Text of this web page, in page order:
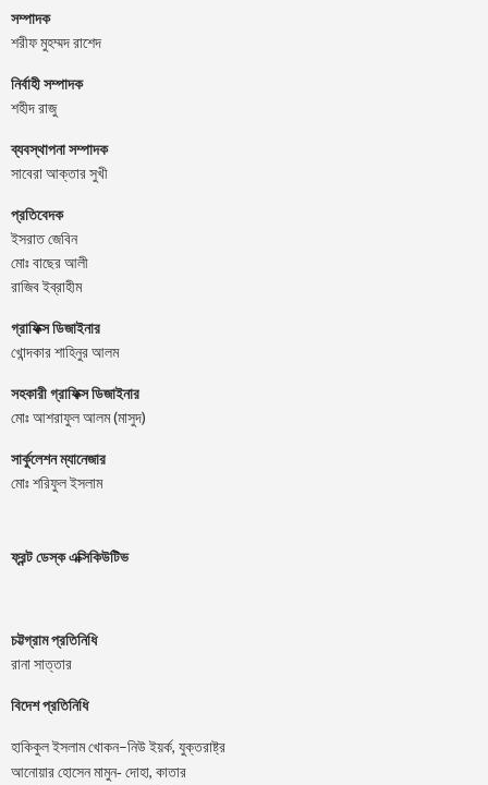
সম্পাদক
শরীফ মুহম্মদ রাশেদ
নির্বাহী সম্পাদক
শহীদ রাজু
ব্যবস্থাপনা সম্পাদক
সাবেরা আক্তার সুখী
প্রতিবেদক
ইসরাত জেবিন
মোঃ বাছের আলী
রাজিব ইব্রাহীম
গ্রাফিক্স ডিজাইনার
খোন্দকার শাহিনুর আলম
সহকারী গ্রাফিক্স ডিজাইনার
মোঃ আশরাফুল আলম (মাসুদ)
সার্কুলেশন ম্যানেজার
মোঃ শরিফুল ইসলাম
ফ্রন্ট ডেস্ক এক্সিকিউটিভ
চট্টগ্রাম প্রতিনিধি
রানা সাত্তার
বিদেশ প্রতিনিধি
হাকিকুল ইসলাম খোকন–নিউ ইয়র্ক, যুক্তরাষ্ট্র
আনোয়ার হোসেন মামুন- দোহা, কাতার